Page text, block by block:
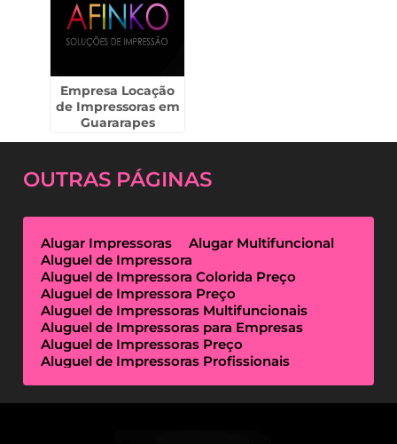
Empresa Locação
de Impressoras em
Guararapes
OUTRAS PÁGINAS
Alugar Impressoras
Alugar Multifuncional
Aluguel de Impressora
Aluguel de Impressora Colorida Preço
Aluguel de Impressora Preço
Aluguel de Impressoras Multifuncionais
Aluguel de Impressoras para Empresas
Aluguel de Impressoras Preço
Aluguel de Impressoras Profissionais